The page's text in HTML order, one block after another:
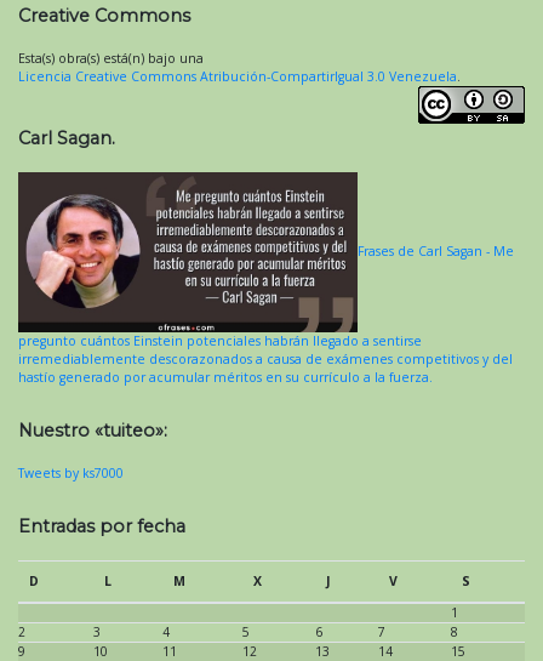
Creative Commons
Esta(s) obra(s) está(n) bajo una
Licencia Creative Commons Atribución-CompartirIgual 3.0 Venezuela.
Carl Sagan.
Frases de Carl Sagan - Me
pregunto cuántos Einstein potenciales habrán llegado a sentirse
irremediablemente descorazonados a causa de exámenes competitivos y del
hastío generado por acumular méritos en su currículo a la fuerza.
Nuestro «tuiteo»:
Tweets by ks7000
Entradas por fecha
D L M X J V
S
1
2
3 4 5 6 7
8
9
10 11 12 13 14 15